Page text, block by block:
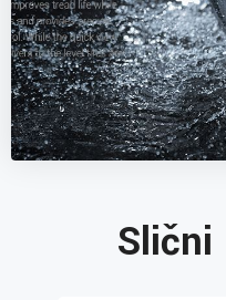
Slični